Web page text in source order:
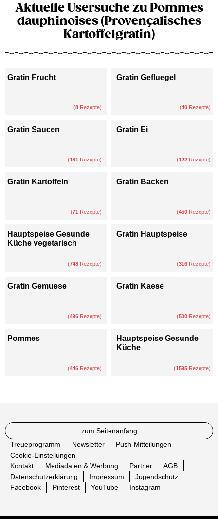
Aktuelle Usersuche zu Pommes
dauphinoises (Provençalisches
Kartoffelgratin)
Gratin Frucht
(8 Rezepte)
Gratin Gefluegel
(40 Rezepte)
Gratin Saucen
(181 Rezepte)
Gratin Ei
(122 Rezepte)
Gratin Kartoffeln
(71 Rezepte)
Gratin Backen
(450 Rezepte)
Hauptspeise Gesunde
Küche vegetarisch
(748 Rezepte)
Gratin Hauptspeise
(316 Rezepte)
Gratin Gemuese
(496 Rezepte)
Gratin Kaese
(500 Rezepte)
Pommes
(446 Rezepte)
Hauptspeise Gesunde
Küche
(1595 Rezepte)
zum Seitenanfang
Treueprogramm
Newsletter
Push-Mitteilungen
Cookie-Einstellungen
Kontakt
Mediadaten & Werbung Partner
AGB
Datenschutzerklärung
Impressum
Jugendschutz
Facebook
Pinterest YouTube Instagram